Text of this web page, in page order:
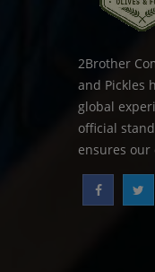
2Brother
and Pickles
global
official
ensures our